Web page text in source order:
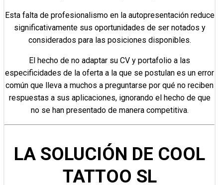
Esta falta de profesionalismo en la autopresentación reduce
significativamente sus oportunidades de ser notados y
considerados para las posiciones disponibles.
El hecho de no adaptar su CV y portafolio a las
especificidades de la oferta a la que se postulan es un error
común que lleva a muchos a preguntarse por qué no reciben
respuestas a sus aplicaciones, ignorando el hecho de que
no se han presentado de manera competitiva.
LA SOLUCIÓN DE COOL
TATTOO SL